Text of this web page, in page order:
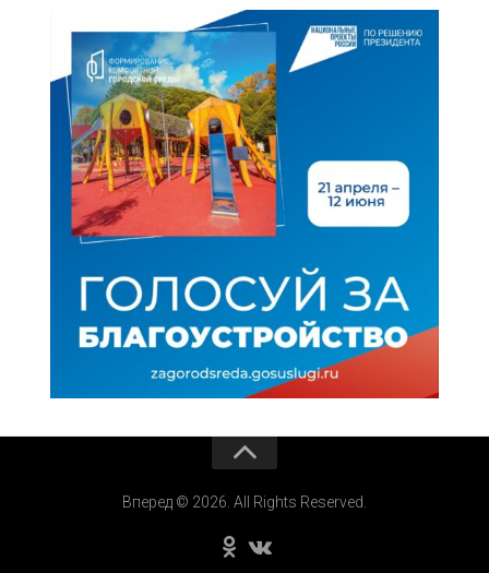
Вперед © 2026. All Rights Reserved.